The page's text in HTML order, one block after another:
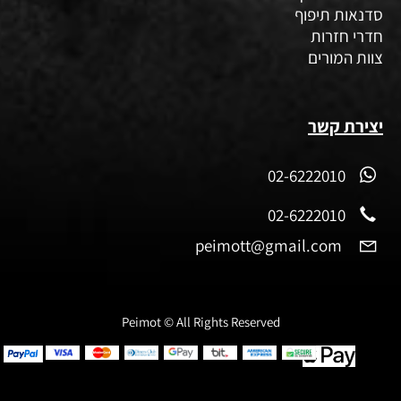
סדנאות תיפוף
חדרי חזרות
צוות המורים
יצירת קשר
02-6222010
02-6222010
peimott@gmail.com
Peimot © All Rights Reserved